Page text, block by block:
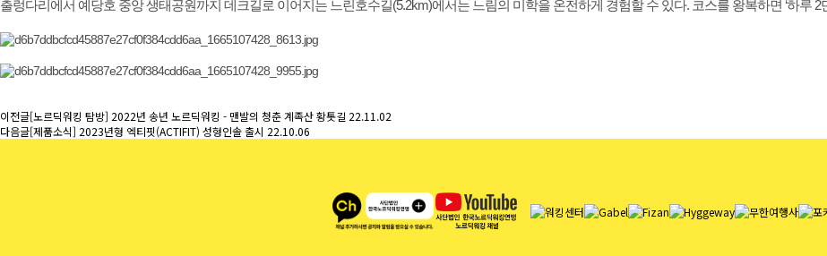
출렁다리에서 예당호 중앙 생태공원까지 데크길로 이어지는 느린호수길(5.2km)에서는 느림의 미학을 온전하게 경험할 수 있다. 코스를 왕복하면 ‘하루 2
이전글[노르딕워킹 탐방] 2022년 송년 노르딕워킹 - 맨발의 청춘 계족산 황톳길 22.11.02
다음글[제품소식] 2023년형 엑티핏(ACTIFIT) 성형인솔 출시 22.10.06